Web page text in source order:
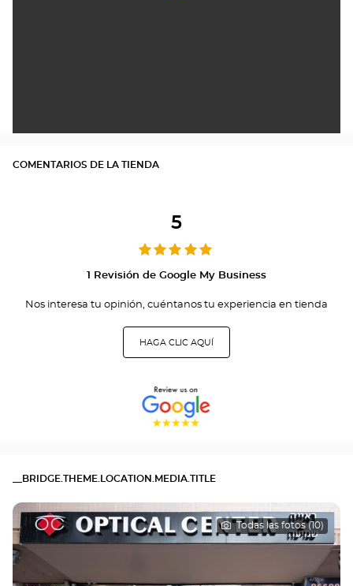
COMENTARIOS DE LA TIENDA
5
1 Revisión de Google My Business
Nos interesa tu opinión, cuéntanos tu experiencia en tienda
HAGA CLIC AQUÍ
__BRIDGE.THEME.LOCATION.MEDIA.TITLE
Todas las fotos (10)